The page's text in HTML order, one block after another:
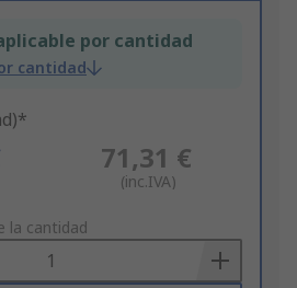
por cantidad
cantidad
71,31 €
(inc.IVA)
la cantidad